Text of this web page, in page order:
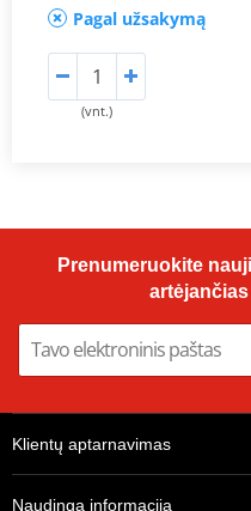
Pagal užsakymą
(vnt.)
Prenumeruokite
Klientų aptarnavimas
Naudinga informacija